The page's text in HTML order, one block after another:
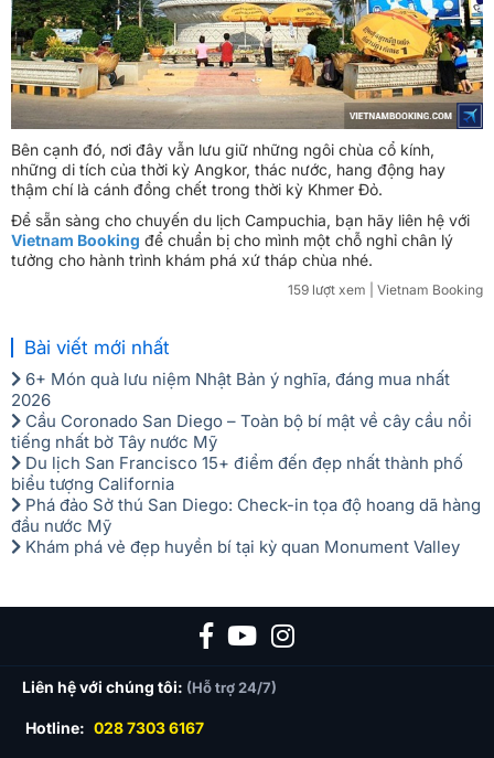
Bên cạnh đó, nơi đây vẫn lưu giữ những ngôi chùa cổ kính,
những di tích của thời kỳ Angkor, thác nước, hang động hay
thậm chí là cánh đồng chết trong thời kỳ Khmer Đỏ.
Để sẵn sàng cho chuyến du lịch Campuchia, bạn hãy liên hệ với
Vietnam Booking để chuẩn bị cho mình một chỗ nghỉ chân lý
tưởng cho hành trình khám phá xứ tháp chùa nhé.
159 lượt xem | Vietnam Booking
Bài viết mới nhất
6+ Món quà lưu niệm Nhật Bản ý nghĩa, đáng mua nhất
2026
Cầu Coronado San Diego – Toàn bộ bí mật về cây cầu nổi
tiếng nhất bờ Tây nước Mỹ
Du lịch San Francisco 15+ điểm đến đẹp nhất thành phố
biểu tượng California
Phá đảo Sở thú San Diego: Check-in tọa độ hoang dã hàng
đầu nước Mỹ
Khám phá vẻ đẹp huyền bí tại kỳ quan Monument Valley
Liên hệ với chúng tôi: (Hỗ trợ 24/7)
Hotline: 028 7303 6167